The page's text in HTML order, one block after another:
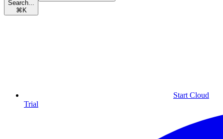
Search...
⌘ K
Start Cloud
Trial